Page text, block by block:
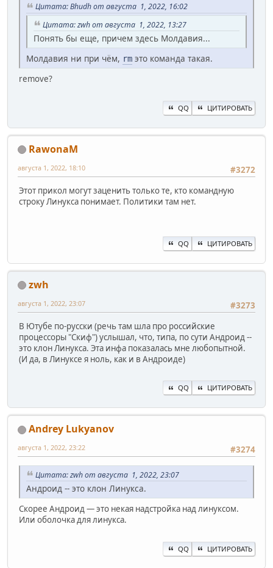
Цитата: Bhudh от августа 1, 2022, 16:02
Цитата: zwh от августа 1, 2022, 13:27
Понять бы еще, причем здесь Молдавия...
Молдавия ни при чём, rm это команда такая.
remove?
QQ ЦИТИРОВАТЬ
RawonaM
#3272
августа 1, 2022, 18:10
Этот прикол могут заценить только те, кто командную
строку Линукса понимает. Политики там нет.
QQ ЦИТИРОВАТЬ
zwh
#3273
августа 1, 2022, 23:07
В Ютубе по-русски (речь там шла про российские
процессоры "Скиф") услышал, что, типа, по сути Андроид --
это клон Линукса. Эта инфа показалась мне любопытной.
(И да, в Линуксе я ноль, как и в Андроиде)
QQ ЦИТИРОВАТЬ
Andrey Lukyanov
#3274
августа 1, 2022, 23:22
Цитата: zwh от августа 1, 2022, 23:07
Андроид -- это клон Линукса.
Скорее Андроид — это некая надстройка над линуксом.
Или оболочка для линукса.
QQ ЦИТИРОВАТЬ